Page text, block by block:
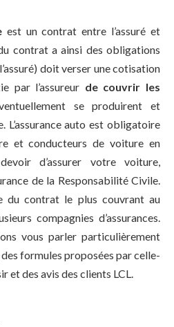
est un contrat entre l’assuré et
contrat a ainsi des obligations
doit verser une cotisation
par l’assureur de couvrir les
se produirent et
L’assurance auto est obligatoire
et conducteurs de voiture en
d’assurer votre voiture,
de la Responsabilité Civile.
du contrat le plus couvrant au
compagnies d’assurances.
vous parler particulièrement
, des formules proposées par celle-
des avis des clients LCL.